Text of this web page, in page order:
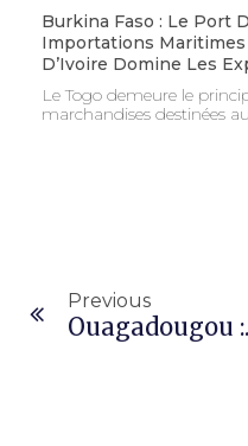
Burkina Faso : Le Port
Importations Maritimes
D’Ivoire Domine Les
Le Togo demeure le
marchandises destinées
Previous